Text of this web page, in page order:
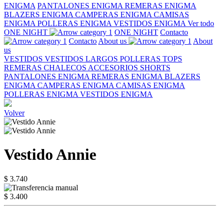
ENIGMA PANTALONES ENIGMA REMERAS ENIGMA
BLAZERS ENIGMA CAMPERAS ENIGMA CAMISAS
ENIGMA POLLERAS ENIGMA VESTIDOS ENIGMA Ver todo
ONE NIGHT
ONE NIGHT Contacto
Contacto About us
About
us
VESTIDOS VESTIDOS LARGOS POLLERAS TOPS
REMERAS CHALECOS ACCESORIOS SHORTS
PANTALONES ENIGMA REMERAS ENIGMA BLAZERS
ENIGMA CAMPERAS ENIGMA CAMISAS ENIGMA
POLLERAS ENIGMA VESTIDOS ENIGMA
Volver
Vestido Annie
$ 3.740
$ 3.400